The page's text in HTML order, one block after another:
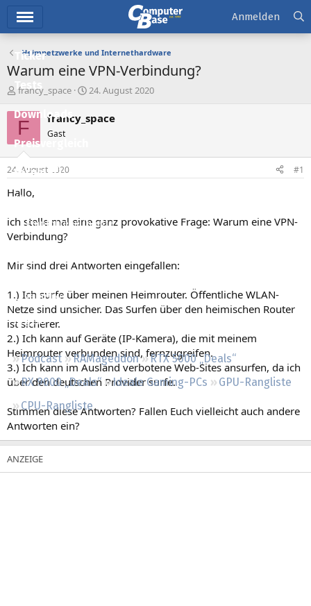
Ticker
Tests
Downloads
Preisvergleich
Forum
Aktuelles
Empfohlene Inhalte
Neueste Aktivitäten
Leserartikel
Regeln
Podcast RAMageddon
RTX 5000 „Deals“
RX 9000 „Deals“
Ideale Gaming-PCs
GPU-Rangliste
CPU-Rangliste
Anmelden
Heimnetzwerke und Internethardware
Warum eine VPN-Verbindung?
E
s
e
e
r
francy_space
E
s
t
t
24. August 2020
F francy_space
Gast
24. August 2020 #1
Hallo,
ich stelle mal eine ganz provokative Frage: Warum eine VPN-
Verbindung?
Mir sind drei Antworten eingefallen:
1.) Ich surfe über meinen Heimrouter. Öffentliche WLAN-
Netze sind unsicher. Das Surfen über den heimischen Router
ist sicherer.
2.) Ich kann auf Geräte (IP-Kamera), die mit meinem
Heimrouter verbunden sind, fernzugreifen.
3.) Ich kann im Ausland verbotene Web-Sites ansurfen, da ich
über den deutschen Provider surfe.
Stimmen diese Antworten? Fallen Euch vielleicht auch andere
Antworten ein?